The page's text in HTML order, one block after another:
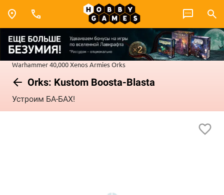
Warhammer 40,000Xenos ArmiesOrks
Orks: Kustom Boosta-Blasta
Устроим БА-БАХ!